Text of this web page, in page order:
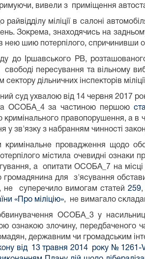
вивели з приміщення
райвідділу міліції в салоні
Зокрема, знаходячись на
нею шию потерпілого, спричинивши
до Іршавського РВ,
пересування та вільному
сектору дільничних інспекторів
суд ухвалою від 14 червня 2017
ОСОБА_4 за частиною першою
кримінального правопорушення, а
у зв'язку з набранням чинності
кримінальне провадження щодо
містила очевидні
а опитати ОСОБА_7 на
громадянина для з'ясування
не суперечило вимогам статей 259
«Про міліцію», не вимагало
ОСОБА_3 у
ознакою злочину, передбаченого
державним чи громадським
від 13 травня 2014 року № 1261-